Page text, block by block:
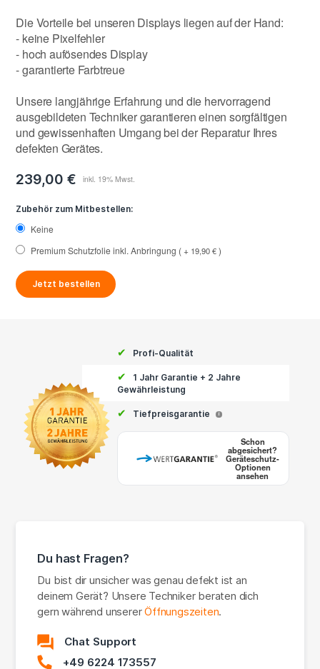
Die Vorteile bei unseren Displays liegen auf der Hand:
- keine Pixelfehler
- hoch aufösendes Display
- garantierte Farbtreue
Unsere langjährige Erfahrung und die hervorragend
ausgebildeten Techniker garantieren einen sorgfältigen
und gewissenhaften Umgang bei der Reparatur Ihres
defekten Gerätes.
239,00 €
Zubehör zum Mitbestellen:
Keine
Premium Schutzfolie inkl. Anbringung
+ 19,90 €
Jetzt bestellen
✔ Profi-Qualität
✔
1 Jahr Garantie + 2 Jahre
Gewährleistung
✔ Tiefpreisgarantie i
Schon
abgesichert?
Geräteschutz-
Optionen
ansehen
Du hast Fragen?
Du bist dir unsicher was genau defekt ist an
deinem Gerät? Unsere Techniker beraten dich
gern während unsererÖffnungszeiten.
Chat Support
+49 6224 173557